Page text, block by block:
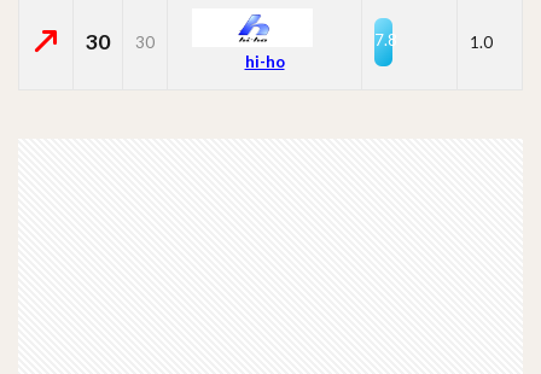
30
30
hi-ho
7.8 1.0